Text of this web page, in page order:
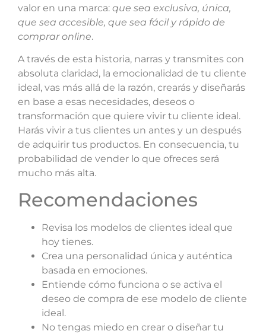
valor en una marca: que sea exclusiva, única,
que sea accesible, que sea fácil y rápido de
comprar online.
A través de esta historia, narras y transmites con
absoluta claridad, la emocionalidad de tu cliente
ideal, vas más allá de la razón, crearás y diseñarás
en base a esas necesidades, deseos o
transformación que quiere vivir tu cliente ideal.
Harás vivir a tus clientes un antes y un después
de adquirir tus productos. En consecuencia, tu
probabilidad de vender lo que ofreces será
mucho más alta.
Recomendaciones
Revisa los modelos de clientes ideal que
hoy tienes.
Crea una personalidad única y auténtica
basada en emociones.
Entiende cómo funciona o se activa el
deseo de compra de ese modelo de cliente
ideal.
No tengas miedo en crear o diseñar tu